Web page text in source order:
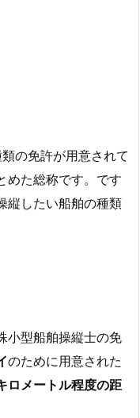
の免許が用意されて
めた総称です。です
縦したい船舶の種類
小型船舶操縦士の免
のために用意された
ロメートル程度の距